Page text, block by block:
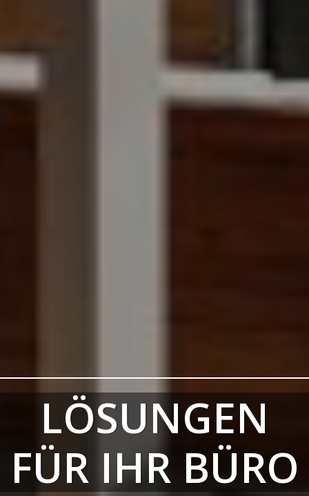
LÖSUNGEN
FÜR IHR BÜRO